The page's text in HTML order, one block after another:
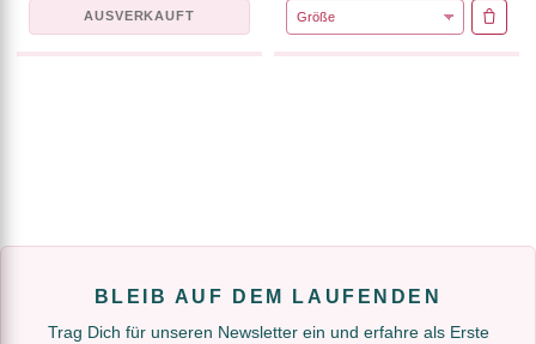
AUSVERKAUFT IN
BLEIB AUF DEM LAUFENDEN
Trag Dich für unseren Newsletter ein und erfahre als Erste